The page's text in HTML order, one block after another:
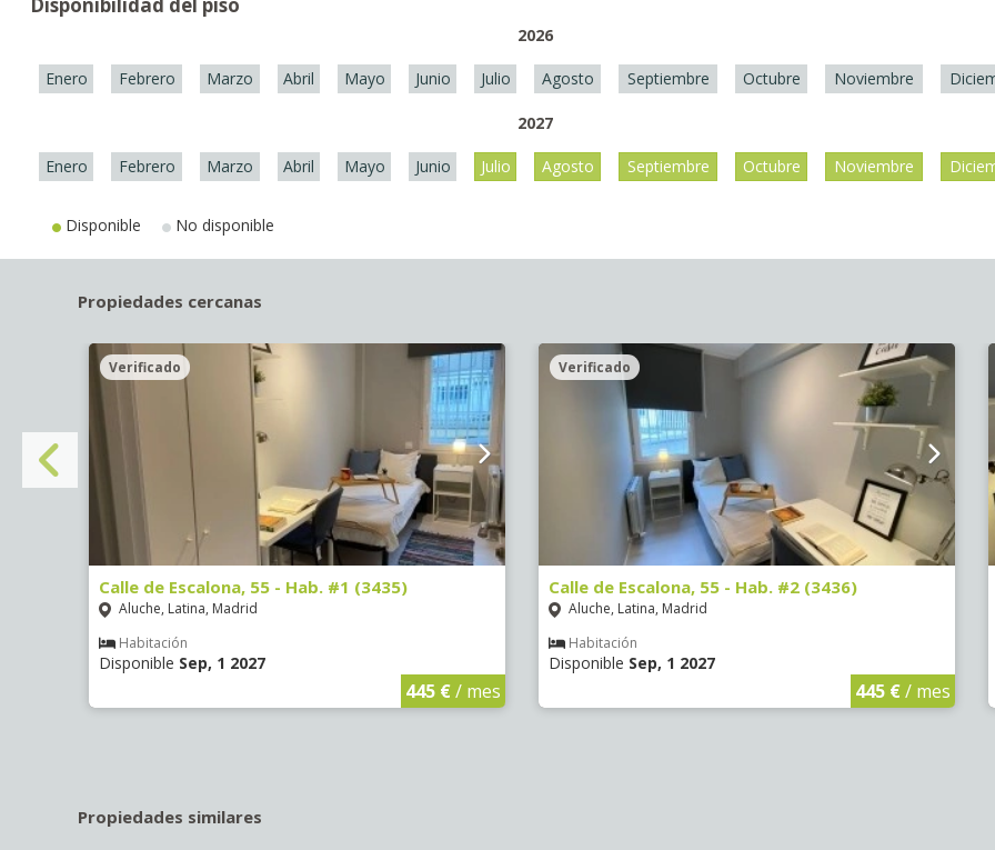
2026
Enero Febrero Marzo Abril Mayo Junio Julio Agosto Septiembre Octubre Noviembre
2027
Enero Febrero Marzo Abril Mayo Junio Julio Agosto Septiembre Octubre Noviembre
Disponible No disponible
Propiedades cercanas
Verificado
Calle de Escalona, 55 - Hab. #1 (3435)
Aluche, Latina, Madrid
Habitación
Disponible Sep, 1 2027
445 €/ mes
Verificado
Calle de Escalona, 55 - Hab. #2 (3436)
Aluche, Latina, Madrid
Habitación
Disponible Sep, 1 2027
445 €/ mes
Propiedades similares